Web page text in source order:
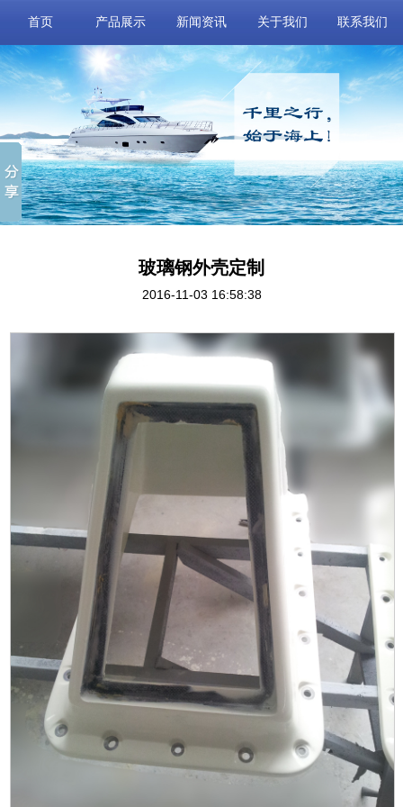
首页 产品展示 新闻资讯 关于我们 联系我们
玻璃钢外壳定制
2016-11-03 16:58:38